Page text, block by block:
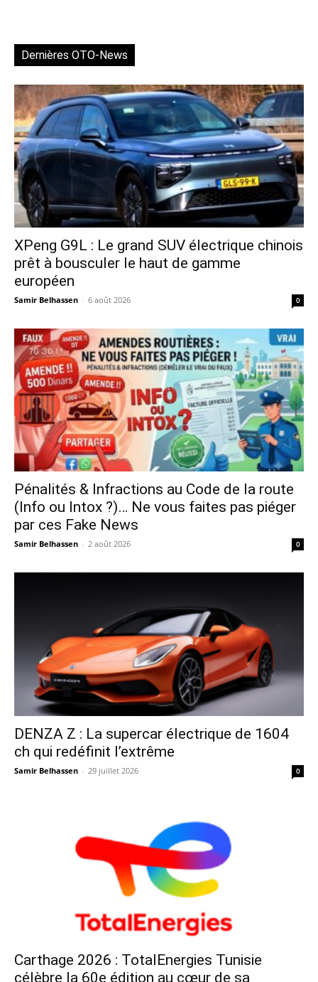
Dernières OTO-News
XPeng G9L : Le grand SUV électrique chinois
prêt à bousculer le haut de gamme
européen
Samir Belhassen - 6 août 2026 0
Pénalités & Infractions au Code de la route
(Info ou Intox ?)… Ne vous faites pas piéger
par ces Fake News
Samir Belhassen - 2 août 2026 0
DENZA Z : La supercar électrique de 1604
ch qui redéfinit l’extrême
Samir Belhassen - 29 juillet 2026 0
Carthage 2026 : TotalEnergies Tunisie
célèbre la 60e édition au cœur de sa